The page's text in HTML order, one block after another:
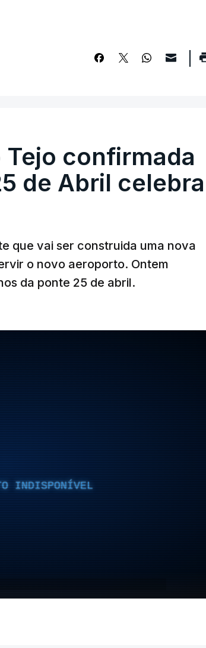
confirmada
de Abril celebra
que vai ser construida uma nova
o novo aeroporto. Ontem
da ponte 25 de abril.
INDISPONÍVEL